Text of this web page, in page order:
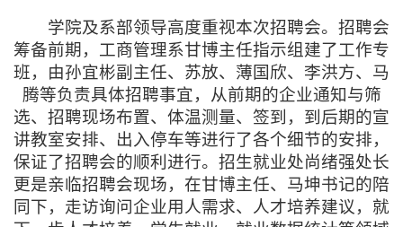
学院及系部领导高度重视本次招聘会。招聘会
筹备前期，工商管理系甘博主任指示组建了工作专
班，由孙宜彬副主任、苏放、薄国欣、李洪方、马
腾等负责具体招聘事宜，从前期的企业通知与筛
选、招聘现场布置、体温测量、签到，到后期的宣
讲教室安排、出入停车等进行了各个细节的安排，
保证了招聘会的顺利进行。招生就业处尚绪强处长
更是亲临招聘会现场，在甘博主任、马坤书记的陪
同下，走访询问企业用人需求、人才培养建议，就